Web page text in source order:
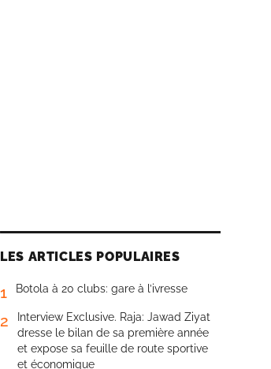
LES ARTICLES POPULAIRES
1 Botola à 20 clubs: gare à l’ivresse
2
Interview Exclusive. Raja: Jawad Ziyat
dresse le bilan de sa première année
et expose sa feuille de route sportive
et économique